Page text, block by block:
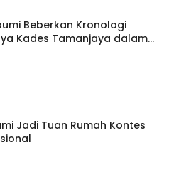
Beberkan Kronologi
Kades Tamanjaya dalam
Jadi Tuan Rumah Kontes